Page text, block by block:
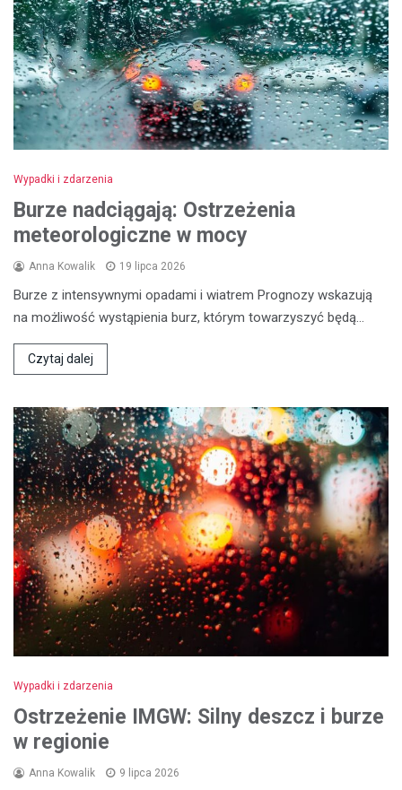
Wypadki i zdarzenia
Burze nadciągają: Ostrzeżenia
meteorologiczne w mocy
Anna Kowalik 19 lipca 2026
Burze z intensywnymi opadami i wiatrem Prognozy wskazują
na możliwość wystąpienia burz, którym towarzyszyć będą…
Czytaj dalej
Wypadki i zdarzenia
Ostrzeżenie IMGW: Silny deszcz i burze
w regionie
Anna Kowalik 9 lipca 2026